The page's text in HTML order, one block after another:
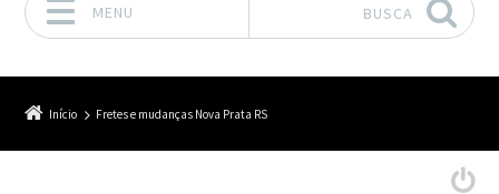
MENU BUSCA
Início Fretes e mudanças Nova Prata RS